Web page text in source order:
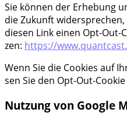
Sie kön­nen der Erhe­bung
die Zukunft
die­sen Link einen Opt-
zen: https://
Wenn Sie die Coo­kies auf
sen Sie den Opt-Out-
Nutzung von Google